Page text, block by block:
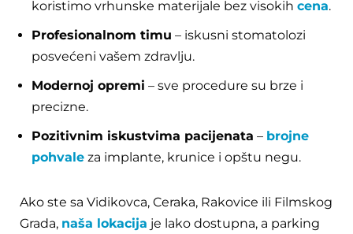
koristimo vrhunske materijale bez visokih cena.
Profesionalnom timu – iskusni stomatolozi
posvećeni vašem zdravlju.
Modernoj opremi – sve procedure su brze i
precizne.
Pozitivnim iskustvima pacijenata – brojne
pohvale za implante, krunice i opštu negu.
Ako ste sa Vidikovca, Ceraka, Rakovice ili Filmskog
Grada, naša lokacija je lako dostupna, a parking